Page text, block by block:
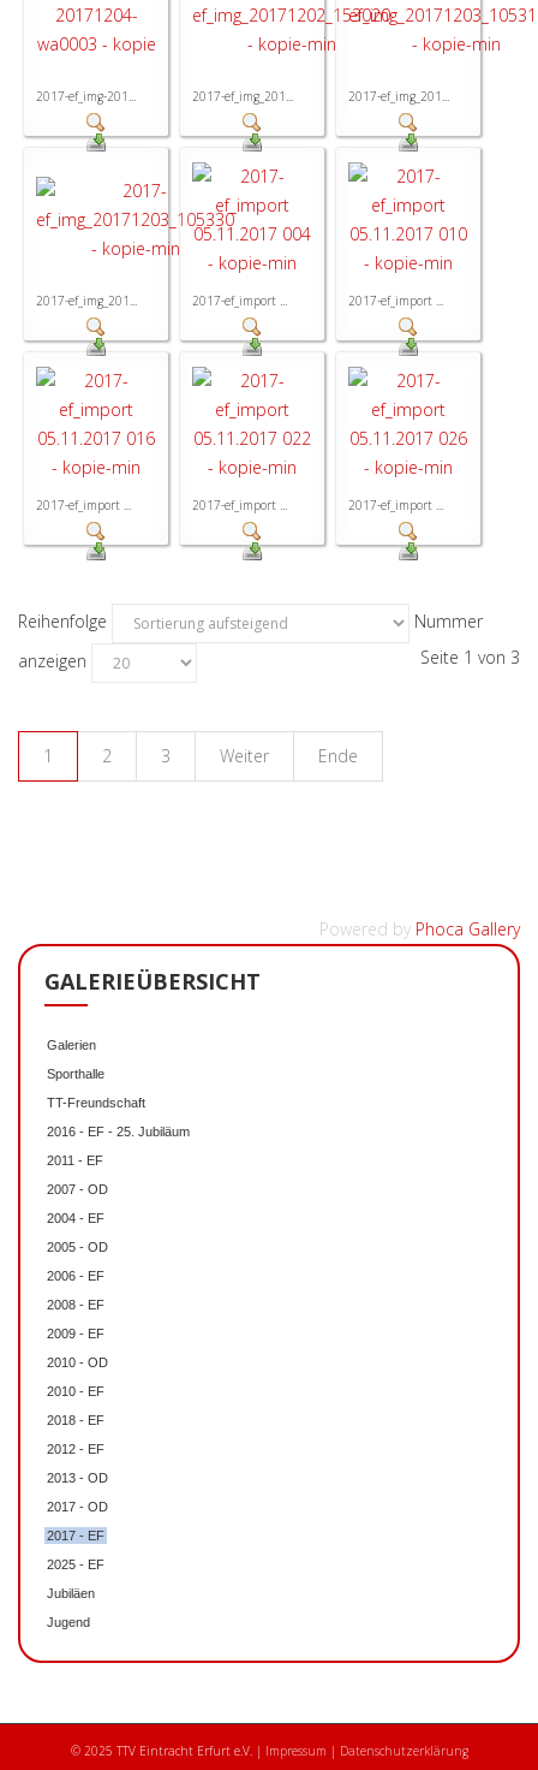
2017-ef_img-201... 2017-ef_img_201... 2017-ef_img_201...
2017-ef_img_201... 2017-ef_import ... 2017-ef_import ...
2017-ef_import ... 2017-ef_import ... 2017-ef_import ...
Reihenfolge
Nummer
anzeigen
Seite 1 von 3
1 2 3 Weiter Ende
Powered by Phoca Gallery
GALERIEÜBERSICHT
Galerien
Sporthalle
TT-Freundschaft
2016 - EF - 25. Jubiläum
2011 - EF
2007 - OD
2004 - EF
2005 - OD
2006 - EF
2008 - EF
2009 - EF
2010 - OD
2010 - EF
2018 - EF
2012 - EF
2013 - OD
2017 - OD
2017 - EF
2025 - EF
Jubiläen
Jugend
© 2025 TTV Eintracht Erfurt e.V. | Impressum | Datenschutzerklärung